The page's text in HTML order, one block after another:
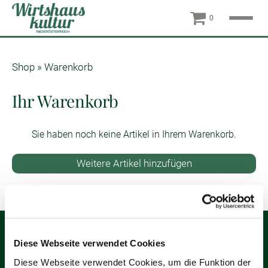
Diese Webseite verwendet Cookies
Diese Webseite verwendet Cookies, um die Funktion der
0
Shop » Warenkorb
Ihr Warenkorb
Sie haben noch keine Artikel in Ihrem Warenkorb.
Weitere Artikel hinzufügen
Verein Niederösterreichische Wirtshauskultur